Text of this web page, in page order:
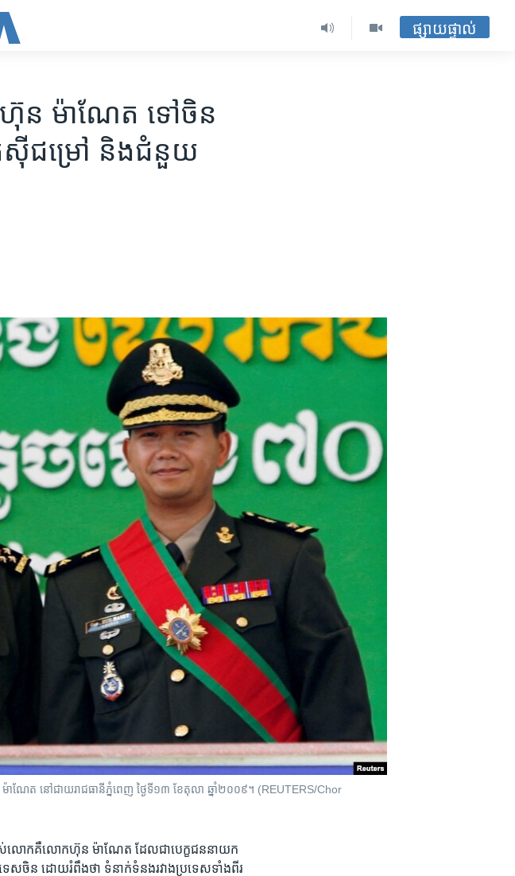
ផ្សាយផ្ទាល់
ម៉ាណែត ទៅ​ចិន
ស៊ីជម្រៅ និង​ជំនួយ​
ត​ នៅ​ជាយ​រាជធានី​ភ្នំពេញ ថ្ងៃទី១៣ ខែតុលា ឆ្នាំ២០០៩។ (REUTERS/Chor
លោក​គឺ​លោក​ហ៊ុន ម៉ាណែត ​ដែល​ជា​បេក្ខជន​នាយក​
ទេស​ចិន ​ដោយ​រំពឹងថា​ ​ទំនាក់​ទំនង​រវាង​ប្រទេស​ទាំង​ពីរ​